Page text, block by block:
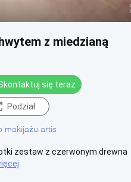
z miedzianą
się teraz
Podział
makijażu artis
zestaw z czerwonym drewna